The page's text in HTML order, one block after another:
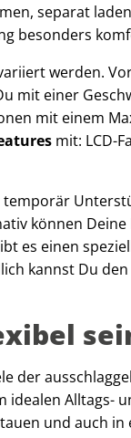
separat
besonders
werden.
mit einer
mit einem
mit: LCD-
können
es einen
kannst Du
der
Alltags-
und auch in